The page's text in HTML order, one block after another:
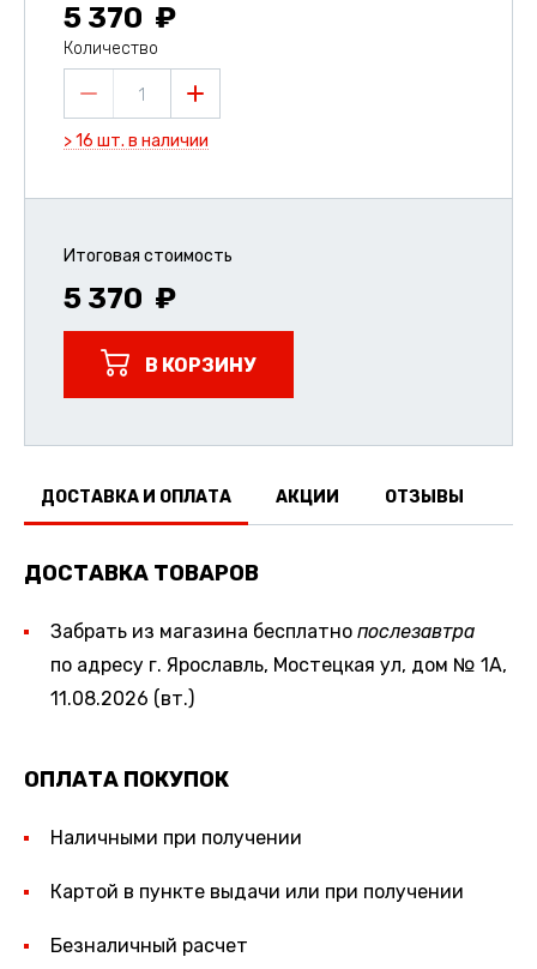
5 370
Количество
1
> 16 шт. в наличии
Итоговая стоимость
5 370
В КОРЗИНУ
ДОСТАВКА И ОПЛАТА АКЦИИ ОТЗЫВЫ
ДОСТАВКА ТОВАРОВ
Забрать из магазина бесплатно послезавтра
по адресу г. Ярославль, Мостецкая ул, дом № 1А,
11.08.2026 (вт.)
ОПЛАТА ПОКУПОК
Наличными при получении
Картой в пункте выдачи или при получении
Безналичный расчет